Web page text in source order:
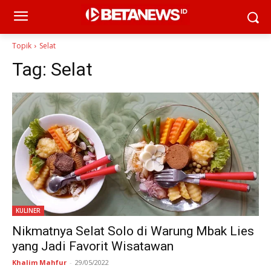
Topik Selat
Tag: Selat
KULINER
Nikmatnya Selat Solo di Warung Mbak Lies
yang Jadi Favorit Wisatawan
Khalim Mahfur - 29/05/2022